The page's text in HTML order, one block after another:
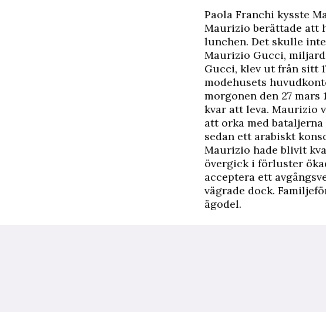
Paola Franchi kysste
Maurizio berättade att
lunchen. Det skulle
Maurizio Gucci,
Gucci, klev ut från sitt
modehusets
morgonen den 27
kvar att leva. Maurizio
att orka med
sedan ett arabiskt
Maurizio hade blivit
övergick i förluster
acceptera ett
vägrade dock.
ägodel.